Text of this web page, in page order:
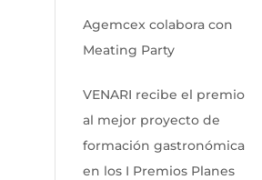
Agemcex colabora con
Meating Party
VENARI recibe el premio
al mejor proyecto de
formación gastronómica
en los I Premios Planes